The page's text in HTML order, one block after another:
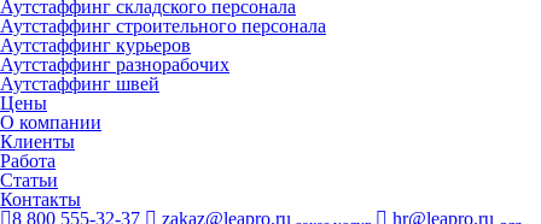
Аутстаффинг складского персонала
Аутстаффинг строительного персонала
Аутстаффинг курьеров
Аутстаффинг разнорабочих
Аутстаффинг швей
Цены
О компании
Клиенты
Работа
Статьи
Контакты
8 800 555-32-37
zakaz@leapro.ru hr@leapro.ru